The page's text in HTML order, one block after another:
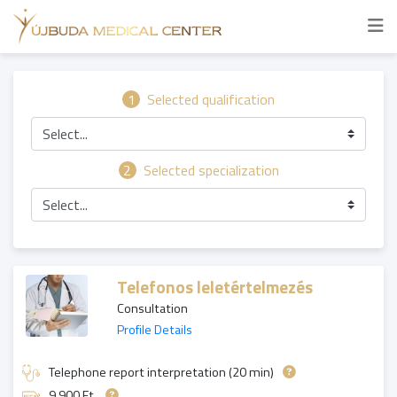
1
Selected qualification
Select...
2
Selected specialization
Select...
Telefonos leletértelmezés
Consultation
Profile Details
Telephone report interpretation (20 min)